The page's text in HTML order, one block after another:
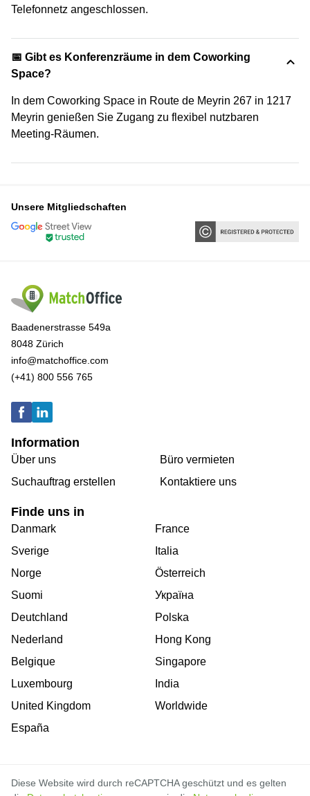
Telefonnetz angeschlossen.
📅 Gibt es Konferenzräume in dem Coworking
Space?
In dem Coworking Space in Route de Meyrin 267 in 1217
Meyrin genießen Sie Zugang zu flexibel nutzbaren
Meeting-Räumen.
Unsere Mitgliedschaften
Baadenerstrasse 549a
8048 Zürich
info@matchoffice.com
(+41) 800 556 765
Information
Über uns
Suchauftrag erstellen
Büro vermieten
Kontaktiere uns
Finde uns in
Danmark
Sverige
Norge
Suomi
Deutchland
Nederland
Belgique
Luxembourg
United Kingdom
España
France
Italia
Österreich
Україна
Polska
Hong Kong
Singapore
India
Worldwide
Diese Website wird durch reCAPTCHA geschützt und es gelten